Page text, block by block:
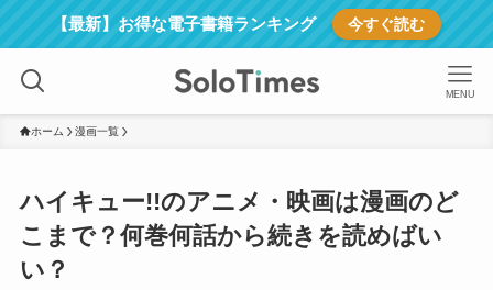
【最新】お得な電子書籍ランキング 今すぐ読む
MENU
ホーム 漫画一覧
ハイキュー!!のアニメ・映画は漫画のど
こまで？何巻何話から続きを読めばい
い？